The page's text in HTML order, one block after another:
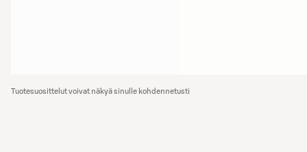
Tuotesuosittelut voivat näkyä sinulle kohdennetusti